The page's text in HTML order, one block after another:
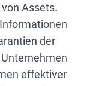
Assets.
der
effektiver